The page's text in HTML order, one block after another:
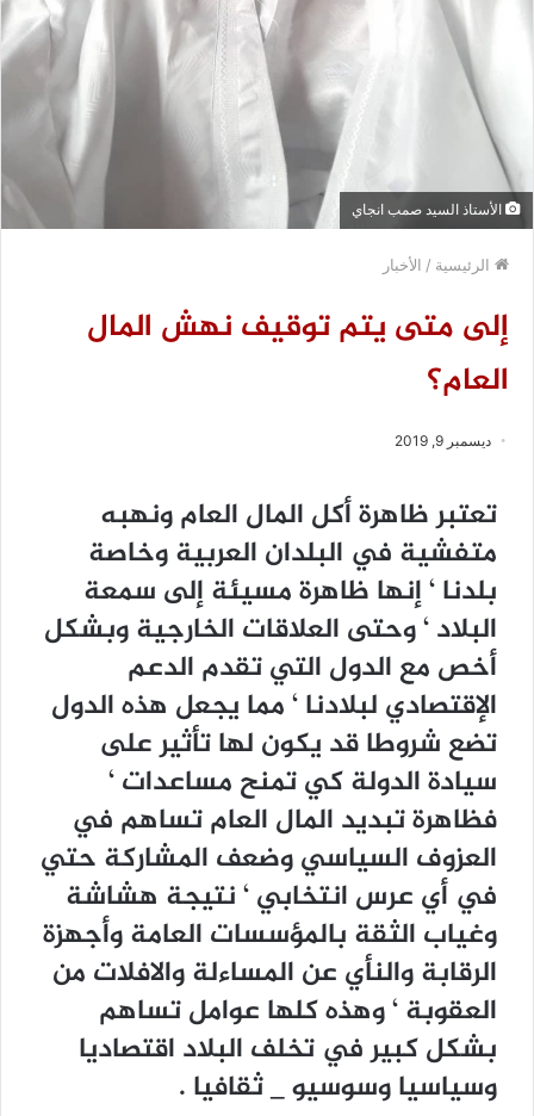
الأستاذ السيد صمب انجاي
الرئيسية / الأخبار
إلى متى يتم توقيف نهش المال
العام؟
ديسمبر 9, 2019
تعتبر ظاهرة أكل المال العام ونهبه
متفشية في البلدان العربية وخاصة
بلدنا ‘ إنها ظاهرة مسيئة إلى سمعة
البلاد ‘ وحتى العلاقات الخارجية وبشكل
أخص مع الدول التي تقدم الدعم
الإقتصادي لبلادنا ‘ مما يجعل هذه الدول
تضع شروطا قد يكون لها تأثير على
سيادة الدولة كي تمنح مساعدات ‘
فظاهرة تبديد المال العام تساهم في
العزوف السياسي وضعف المشاركة حتي
في أي عرس انتخابي ‘ نتيجة هشاشة
وغياب الثقة بالمؤسسات العامة وأجهزة
الرقابة والنأي عن المساءلة والافلات من
العقوبة ‘ وهذه كلها عوامل تساهم
بشكل كبير في تخلف البلاد اقتصاديا
وسياسيا وسوسيو _ ثقافيا .